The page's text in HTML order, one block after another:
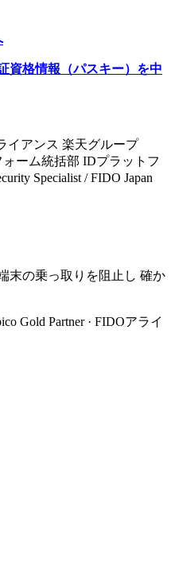
資格情報（パスキー）を中
イアンス 楽天グループ
ォーム統括部 IDプラットフ
Specialist / FIDO Japan
末の乗っ取りを阻止し 確か
Gold Partner · FIDOアライ